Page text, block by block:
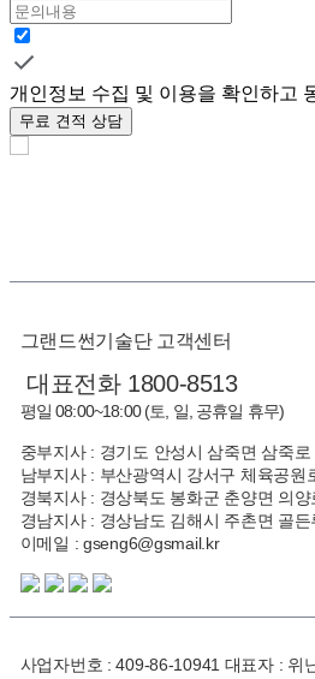
개인정보 수집 및 이용을 확인하고
무료 견적 상담
그랜드썬기술단 고객센터
대표전화 1800-8513
평일 08:00~18:00 (토, 일, 공휴일 휴무)
중부지사 : 경기도 안성시 삼죽면 삼죽로
남부지사 : 부산광역시 강서구 체육공원
경북지사 : 경상북도 봉화군 춘양면 의양
경남지사 : 경상남도 김해시 주촌면 골
이메일 : gseng6@gsmail.kr
사업자번호 : 409-86-10941 대표자 : 위